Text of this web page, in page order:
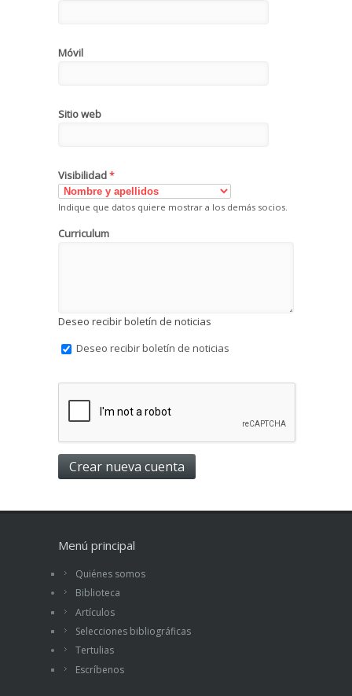
Móvil
Sitio web
Visibilidad*
Indique que datos quiere mostrar a los demás socios.
Curriculum
Deseo recibir boletín de noticias
Deseo recibir boletín de noticias
Menú principal
Quiénes somos
Biblioteca
Artículos
Selecciones bibliográficas
Tertulias
Escríbenos